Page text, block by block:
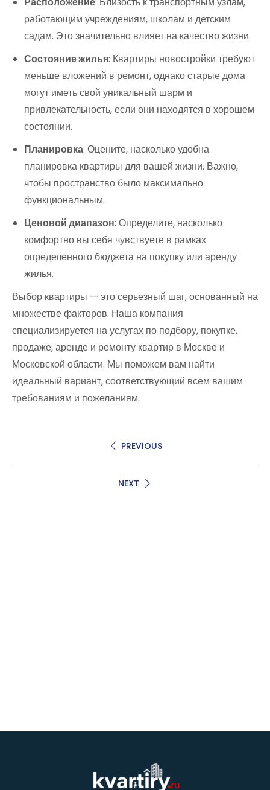
работающим учреждениям, школам и детским
садам. Это значительно влияет на качество жизни.
Состояние жилья: Квартиры новостройки требуют
меньше вложений в ремонт, однако старые дома
могут иметь свой уникальный шарм и
привлекательность, если они находятся в хорошем
состоянии.
Планировка: Оцените, насколько удобна
планировка квартиры для вашей жизни. Важно,
чтобы пространство было максимально
функциональным.
Ценовой диапазон: Определите, насколько
комфортно вы себя чувствуете в рамках
определенного бюджета на покупку или аренду
жилья.
Выбор квартиры — это серьезный шаг, основанный на
множестве факторов. Наша компания
специализируется на услугах по подбору, покупке,
продаже, аренде и ремонту квартир в Москве и
Московской области. Мы поможем вам найти
идеальный вариант, соответствующий всем вашим
требованиям и пожеланиям.
PREVIOUS
NEXT